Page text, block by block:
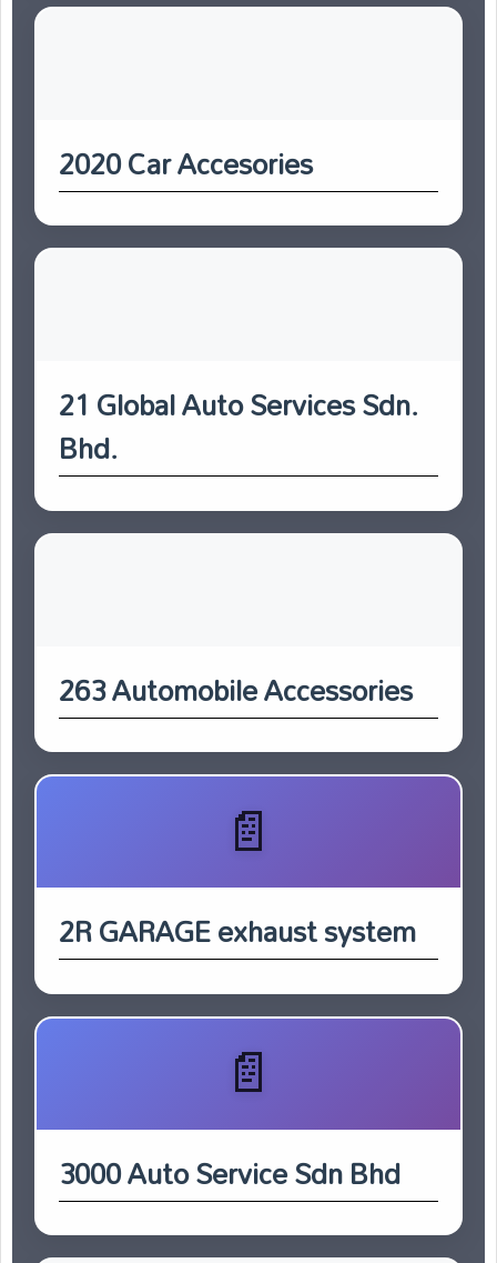
2020 Car Accesories
21 Global Auto Services Sdn.
Bhd.
263 Automobile Accessories
2R GARAGE exhaust system
3000 Auto Service Sdn Bhd